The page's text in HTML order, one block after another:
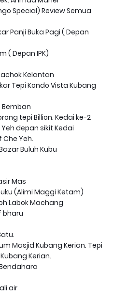
Special) Review Semua
Panji Buka Pagi ( Depan
( Depan IPK)
Kelantan
Tepi Kondo Vista Kubang
Bemban
tepi Billion. Kedai ke-2
depan sikit Kedai
Yeh.
Buluh Kubu
Mas
(Alimi Maggi Ketam)
Labok Machang
bharu
Masjid Kubang Kerian. Tepi
Kerian.
air